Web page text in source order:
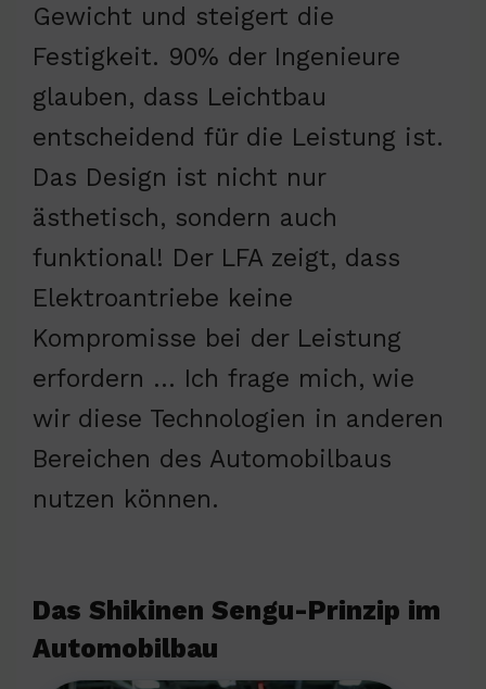
Gewicht und steigert die
Festigkeit. 90% der Ingenieure
glauben, dass Leichtbau
entscheidend für die Leistung ist.
Das Design ist nicht nur
ästhetisch, sondern auch
funktional! Der LFA zeigt, dass
Elektroantriebe keine
Kompromisse bei der Leistung
erfordern … Ich frage mich, wie
wir diese Technologien in anderen
Bereichen des Automobilbaus
nutzen können.
Das Shikinen Sengu-Prinzip im
Automobilbau